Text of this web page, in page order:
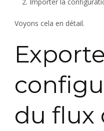
Voyons cela en détail.
du flux